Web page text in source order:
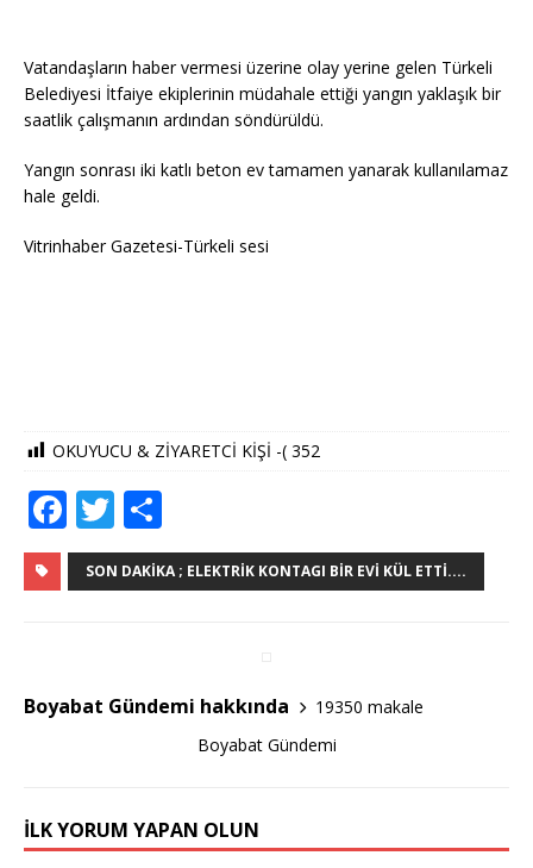
Vatandaşların haber vermesi üzerine olay yerine gelen Türkeli
Belediyesi İtfaiye ekiplerinin müdahale ettiği yangın yaklaşık bir
saatlik çalışmanın ardından söndürüldü.
Yangın sonrası iki katlı beton ev tamamen yanarak kullanılamaz
hale geldi.
Vitrinhaber Gazetesi-Türkeli sesi
OKUYUCU & ZİYARETCİ KİŞİ -( 352
F
a
c
o
T
w
it
h
ar
SON DAKIKA ; ELEKTRIK KONTAGI BIR EVI KÜL ETTI....
Boyabat Gündemi hakkında
19350 makale
Boyabat Gündemi
İLK YORUM YAPAN OLUN